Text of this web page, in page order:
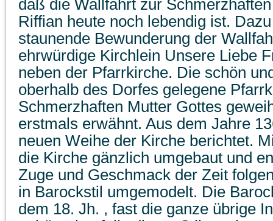
daß die Wallfahrt zur
Riffian heute noch lebendig ist.
staunende Bewunderung der
ehrwürdige Kirchlein Unsere Liebe
neben der Pfarrkirche. Die schön
oberhalb des Dorfes gelegene
Schmerzhaften Mutter Gottes
erstmals erwähnt. Aus dem Jahre
neuen Weihe der Kirche berichtet.
die Kirche gänzlich umgebaut und
Zuge und Geschmack der Zeit
in Barockstil umgemodelt. Die
dem 18. Jh. , fast die ganze übrige